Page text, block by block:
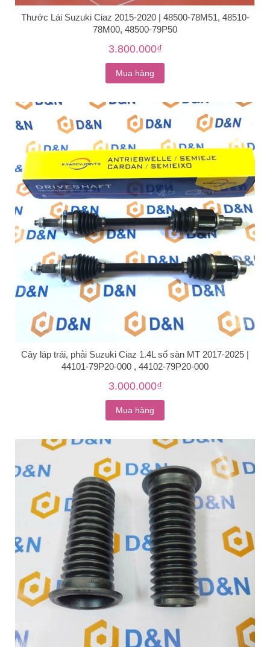
Thước Lái Suzuki Ciaz 2015-2020 | 48500-78M51, 48510-
78M00, 48500-79P50
3.800.000₫
Mua hàng
Cây láp trái, phải Suzuki Ciaz 1.4L số sàn MT 2017-2025 |
44101-79P20-000 , 44102-79P20-000
3.000.000₫
Mua hàng